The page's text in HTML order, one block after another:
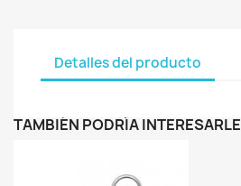
Detalles del producto
TAMBIÉN PODRÍA INTERESARLE